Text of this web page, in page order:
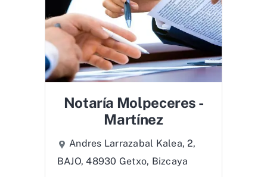
Notaría Molpeceres -
Martínez
Andres Larrazabal Kalea, 2,
BAJO, 48930 Getxo, Bizcaya